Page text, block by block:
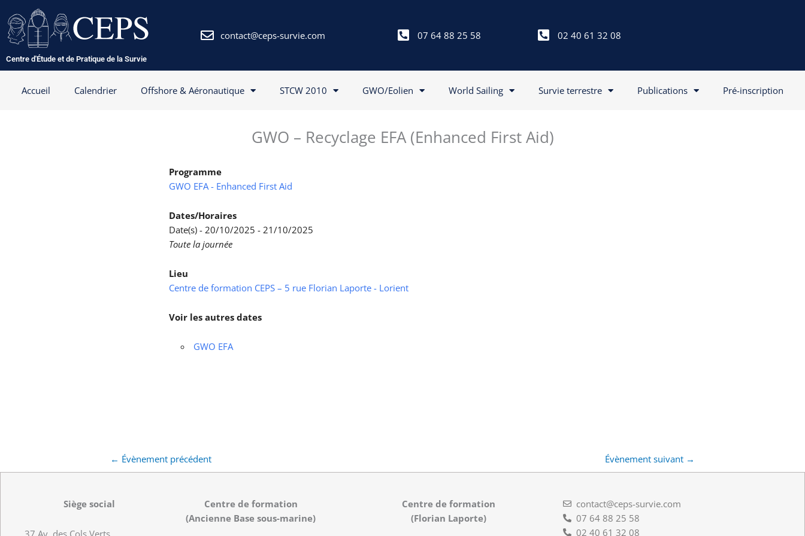
au
contenu
Centre d'Étude et de Pratique de la Survie
contact@ceps-survie.com 07 64 88 25 58 02 40 61 32 08
Accueil Calendrier Offshore & Aéronautique STCW 2010 GWO/Eolien World Sailing Survie terrestre Publications Pré-inscription
GWO – Recyclage EFA (Enhanced First Aid)
Programme
GWO EFA - Enhanced First Aid
Dates/Horaires
Date(s) - 20/10/2025 - 21/10/2025
Toute la journée
Lieu
Centre de formation CEPS – 5 rue Florian Laporte - Lorient
Voir les autres dates
GWO EFA
← Évènement précédent Évènement suivant →
Siège social
Centre de formation
(Ancienne Base sous-marine)
Centre de formation
(Florian Laporte)
contact@ceps-survie.com
07 64 88 25 58
02 40 61 32 08